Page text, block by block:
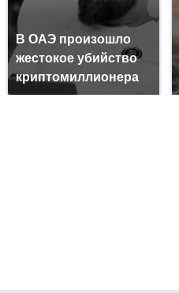
В ОАЭ произошло
жестокое убийство
криптомиллионера